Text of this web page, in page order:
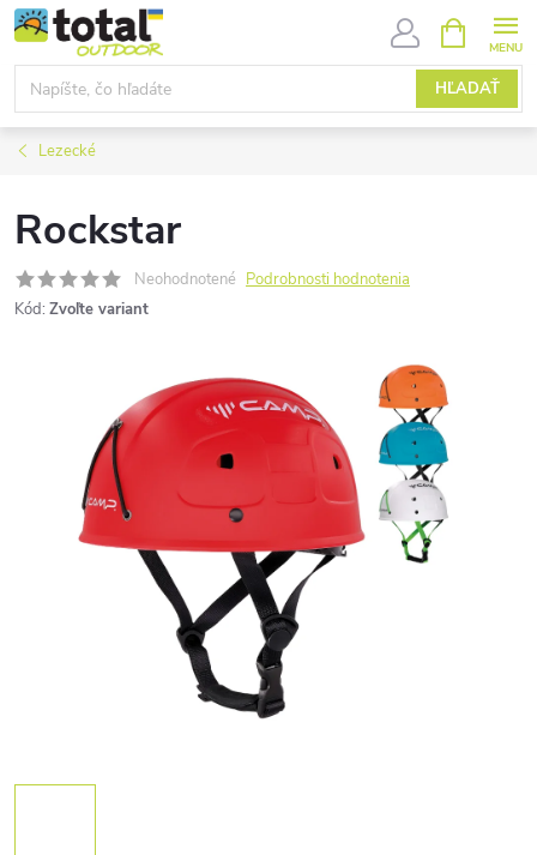
Prejsť
na
obsah
HĽADAŤ
KOŠÍK
Lezecké
Rockstar
Neohodnotené Podrobnosti hodnotenia
Kód: Zvoľte variant